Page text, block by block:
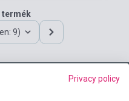
termék
9)
Privacy policy